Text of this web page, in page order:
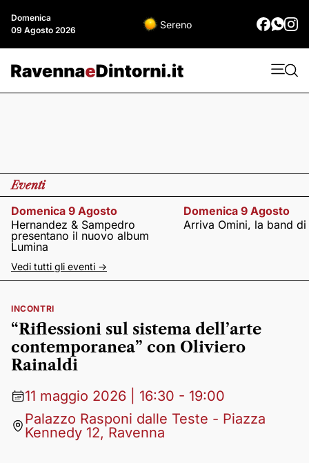
Domenica
09 Agosto 2026
Sereno
Eventi
Domenica 9 Agosto
Hernandez & Sampedro
presentano il nuovo album
Lumina
Domenica 9 Agosto
Arriva Omini, la band
Vedi tutti gli eventi ->
INCONTRI
“Riflessioni sul sistema dell’arte
contemporanea” con Oliviero
Rainaldi
11 maggio 2026 | 16:30 - 19:00
Palazzo Rasponi dalle Teste - Piazza
Kennedy 12, Ravenna